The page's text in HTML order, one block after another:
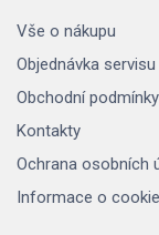
Vše o nákupu
Objednávka servisu
Obchodní podmínky
Kontakty
Ochrana osobních
Informace o